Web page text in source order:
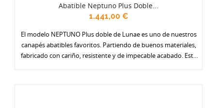
Abatible Neptuno Plus Doble...
1.441,00 €
El modelo NEPTUNO Plus doble de Lunae es uno de nuestros
canapés abatibles favoritos. Partiendo de buenos materiales,
fabricado con cariño, resistente y de impecable acabado. Está